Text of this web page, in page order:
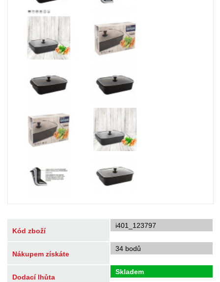
Kód zboží
i401_123797
Nákupem získáte
34 bodů
Dodací lhůta
Skladem